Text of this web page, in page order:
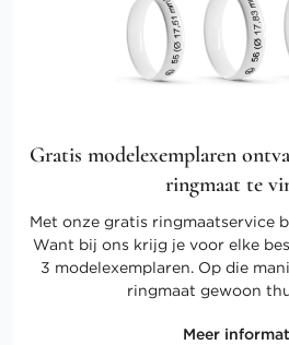
Gratis modelexemplaren
ringmaat te
Met onze gratis ringmaatservice
Want bij ons krijg je voor elke
3 modelexemplaren. Op die
ringmaat gewoon
Meer